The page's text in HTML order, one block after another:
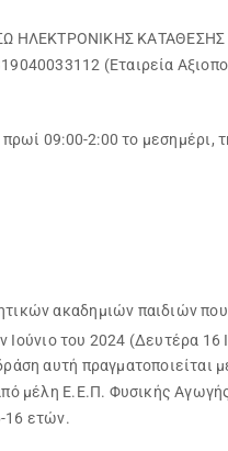
(Εταιρεία
09:00-2:00 το
ακαδημιών παιδιών
Ιούνιο του 2024 (Δευτέρα
αυτή πραγματοποιείται
μέλη Ε.Ε.Π. Φυσικής
16 ετών.